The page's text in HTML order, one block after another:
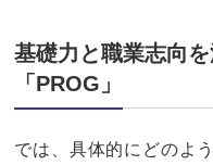
基礎力と職業志向
「PROG」
では、具体的にどのよ